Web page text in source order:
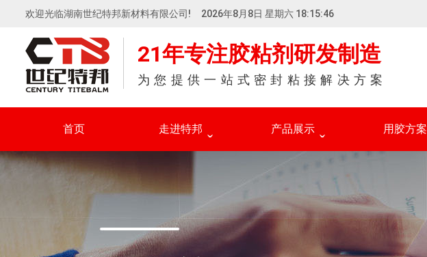
欢迎光临湖南世纪特邦新材料有限公司! 2026年8月8日 星期六 18:15:47
21年专注胶粘剂研发制造
为您提供一站式密封粘接解决方案
首页 走进特邦 产品展示 用胶方案